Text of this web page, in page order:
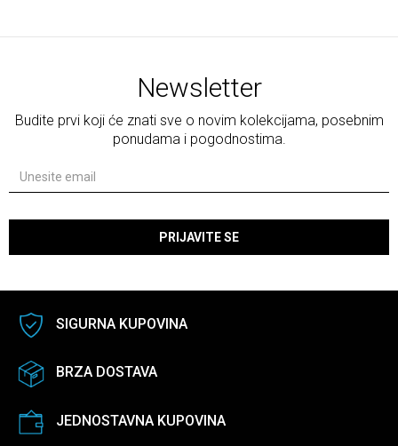
Newsletter
Budite prvi koji će znati sve o novim kolekcijama, posebnim
ponudama i pogodnostima.
PRIJAVITE SE
SIGURNA KUPOVINA
BRZA DOSTAVA
JEDNOSTAVNA KUPOVINA